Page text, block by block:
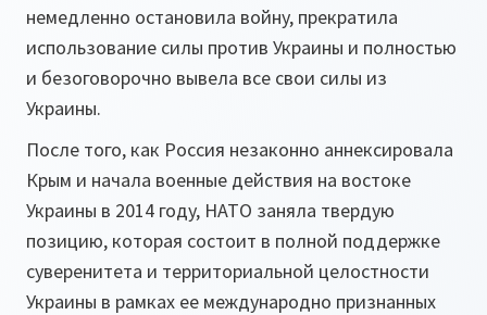
немедленно остановила войну, прекратила
использование силы против Украины и полностью
и безоговорочно вывела все свои силы из
Украины.
После того, как Россия незаконно аннексировала
Крым и начала военные действия на востоке
Украины в 2014 году, НАТО заняла твердую
позицию, которая состоит в полной поддержке
суверенитета и территориальной целостности
Украины в рамках ее международно признанных